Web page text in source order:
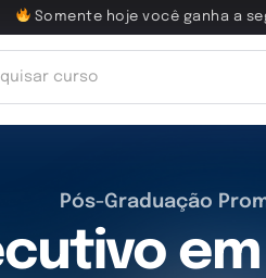
Somente hoje você ganha a
Pós-Graduação